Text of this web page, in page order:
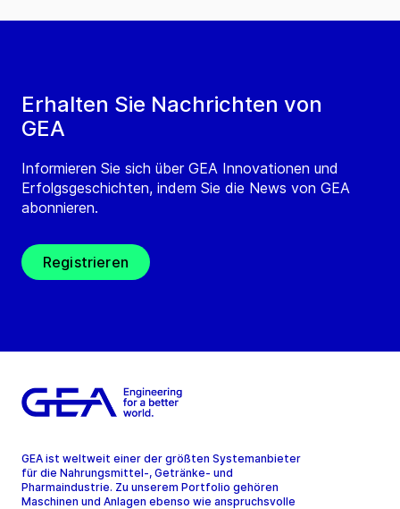
Erhalten Sie Nachrichten von
GEA
Informieren Sie sich über GEA Innovationen und
Erfolgsgeschichten, indem Sie die News von GEA
abonnieren.
Registrieren
GEA ist weltweit einer der größten Systemanbieter
für die Nahrungsmittel-, Getränke- und
Pharmaindustrie. Zu unserem Portfolio gehören
Maschinen und Anlagen ebenso wie anspruchsvolle